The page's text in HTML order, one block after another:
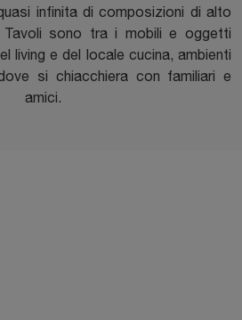
infinita di composizioni di alto
sono tra i mobili e oggetti
living e del locale cucina, ambienti
si chiacchiera con familiari e
amici.